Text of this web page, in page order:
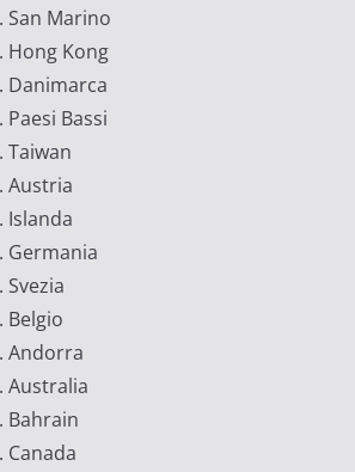
San Marino
Hong Kong
Danimarca
Paesi Bassi
Taiwan
Austria
Islanda
Germania
Svezia
Belgio
Andorra
Australia
Bahrain
Canada